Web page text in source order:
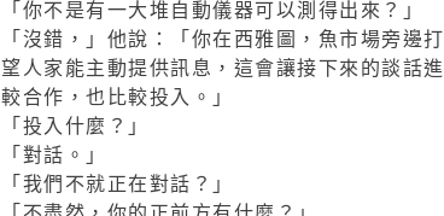
「你不是有一大堆自動儀器可以測得出來？」
「沒錯，」他說：「你在西雅圖，魚市場旁邊
望人家能主動提供訊息，這會讓接下來的談話
較合作，也比較投入。」
「投入什麼？」
「對話。」
「我們不就正在對話？」